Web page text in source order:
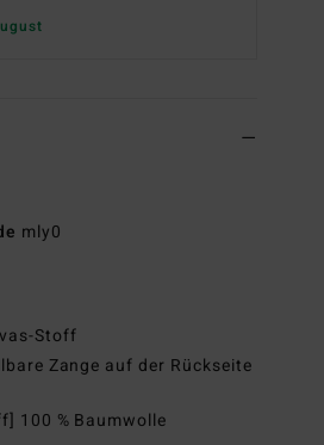
mly0
Stoff
Zange auf der Rückseite
100 % Baumwolle